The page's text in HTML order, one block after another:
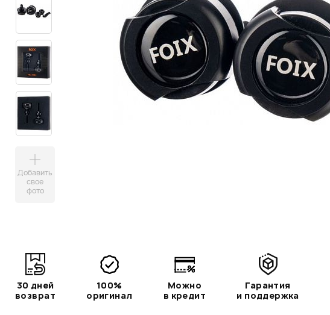
Добавить
свое
фото
30 дней
возврат
100%
оригинал
Можно
в кредит
Гарантия
и поддержка